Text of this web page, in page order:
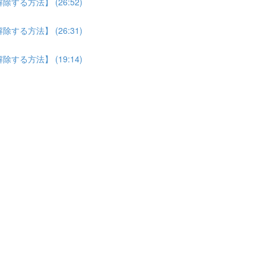
する方法】 (26:31)
する方法】 (19:14)